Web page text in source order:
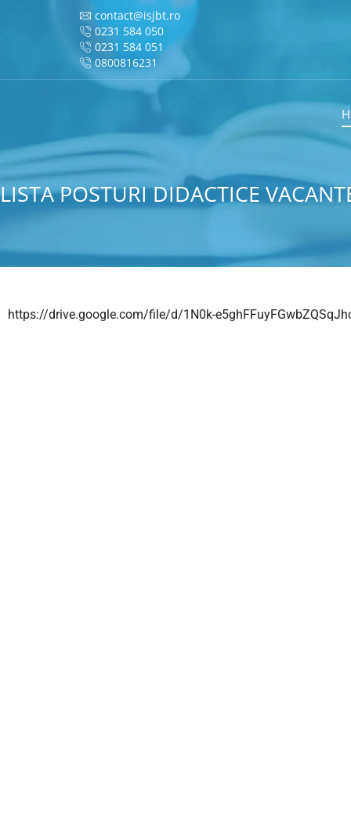
contact@isjbt.ro
0231 584 050
0231 584 051
0800816231
LISTA POSTURI DIDACTICE
https://drive.google.com/file/d/1N0k-